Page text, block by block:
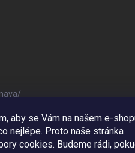
aby se Vám na našem e-
nejlépe. Proto naše stránka
cookies. Budeme rádi,